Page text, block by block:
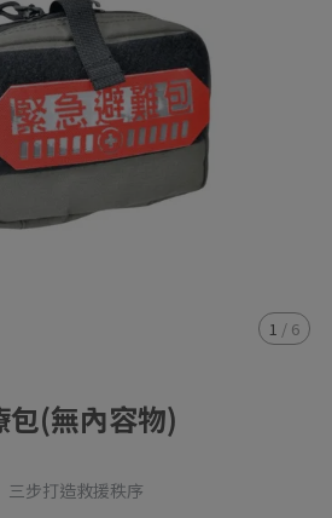
1 / 6
包(無內容物)
三步打造救援秩序